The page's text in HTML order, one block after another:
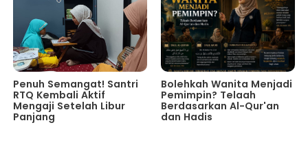
Penuh Semangat! Santri
RTQ Kembali Aktif
Mengaji Setelah Libur
Panjang
Bolehkah Wanita Menjadi
Pemimpin? Telaah
Berdasarkan Al-Qur'an
dan Hadis